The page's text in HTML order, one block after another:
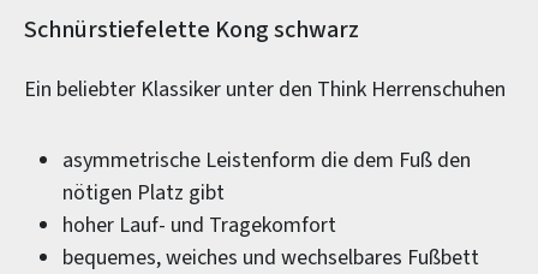
Produktinformationen
Schnürstiefelette Kong schwarz
Ein beliebter Klassiker unter den Think Herrenschuhen
asymmetrische Leistenform die dem Fuß den
nötigen Platz gibt
hoher Lauf- und Tragekomfort
bequemes, weiches und wechselbares Fußbett